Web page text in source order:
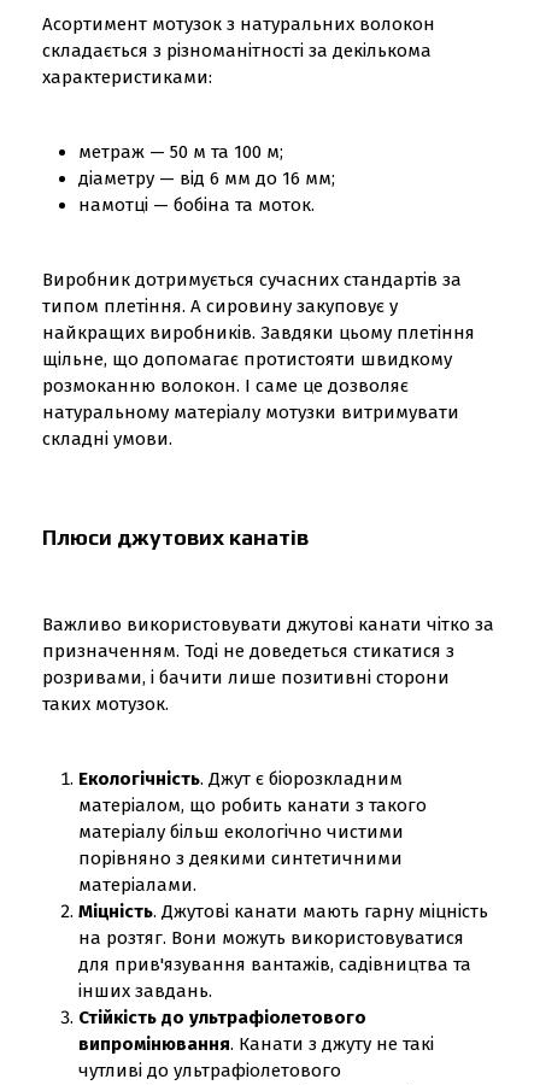
Асортимент мотузок з натуральних волокон
складається з різноманітності за декількома
характеристиками:
метраж — 50 м та 100 м;
діаметру — від 6 мм до 16 мм;
намотці — бобіна та моток.
Виробник дотримується сучасних стандартів за
типом плетіння. А сировину закуповує у
найкращих виробників. Завдяки цьому плетіння
щільне, що допомагає протистояти швидкому
розмоканню волокон. І саме це дозволяє
натуральному матеріалу мотузки витримувати
складні умови.
Плюси джутових канатів
Важливо використовувати джутові канати чітко за
призначенням. Тоді не доведеться стикатися з
розривами, і бачити лише позитивні сторони
таких мотузок.
Екологічність. Джут є біорозкладним
матеріалом, що робить канати з такого
матеріалу більш екологічно чистими
порівняно з деякими синтетичними
матеріалами.
Міцність. Джутові канати мають гарну міцність
на розтяг. Вони можуть використовуватися
для прив'язування вантажів, садівництва та
інших завдань.
Стійкість до ультрафіолетового
випромінювання. Канати з джуту не такі
чутливі до ультрафіолетового